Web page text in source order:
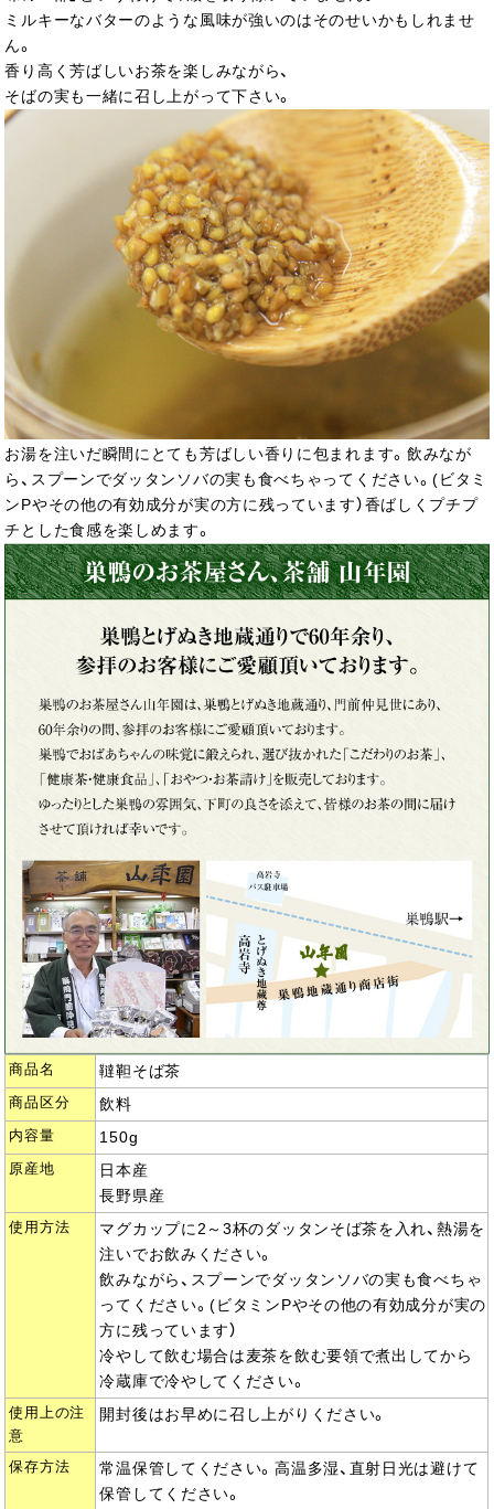
ミルキーなバターのような風味が強いのはそのせいかもしれませ
ん。
香り高く芳ばしいお茶を楽しみながら、
そばの実も一緒に召し上がって下さい。
お湯を注いだ瞬間にとても芳ばしい香りに包まれます。飲みなが
ら、スプーンでダッタンソバの実も食べちゃってください。(ビタミ
ンPやその他の有効成分が実の方に残っています）香ばしくプチプ
チとした食感を楽しめます。
商品名 韃靼そば茶
商品区分 飲料
内容量 150g
原産地
日本産
長野県産
使用方法
マグカップに2～3杯のダッタンそば茶を入れ、熱湯を
注いでお飲みください。
飲みながら、スプーンでダッタンソバの実も食べちゃ
ってください。(ビタミンPやその他の有効成分が実の
方に残っています）
冷やして飲む場合は麦茶を飲む要領で煮出してから
冷蔵庫で冷やしてください。
使用上の注
意
開封後はお早めに召し上がりください。
保存方法
常温保管してください。高温多湿、直射日光は避けて
保管してください。